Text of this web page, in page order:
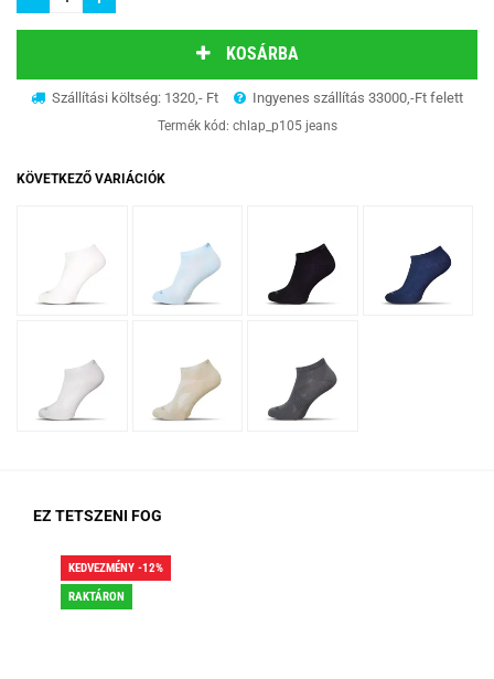
KOSÁRBA
Szállítási költség: 1320,- Ft Ingyenes szállítás 33000,-Ft felett
Termék kód: chlap_p105 jeans
KÖVETKEZŐ VARIÁCIÓK
EZ TETSZENI FOG
KEDVEZMÉNY -12%
RAKTÁRON